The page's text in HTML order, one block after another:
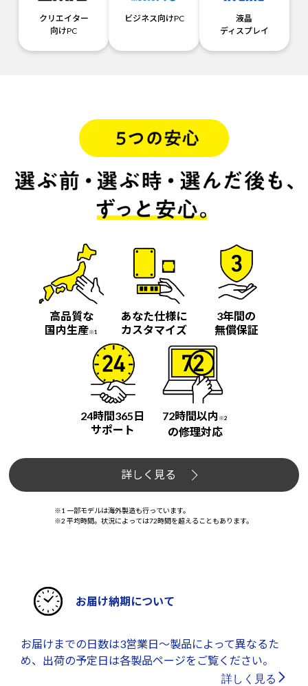
クリエイター
向けPC
ビジネス向けPC
液晶
ディスプレイ
高品質な
国内生産※1
あなた仕様に
カスタマイズ
3年間の
無償保証
24時間365日
サポート
72時間以内 ※2
の修理対応
詳しく見る
※1 一部モデルは海外製造も行っています。
※2 平均時間。状況によっては72時間を超えることもあります。
お届け納期について
お届けまでの日数は3営業日～製品によって異なるた
め、出荷の予定日は各製品ページをご覧ください。
詳しく見る